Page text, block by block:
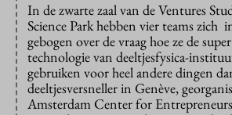
In de zwarte zaal van de Ventures
Science Park hebben vier teams zich
gebogen over de vraag hoe ze de
technologie van deeltjesfysica-
gebruiken voor heel andere dingen
deeltjesversneller in Genève,
Amsterdam Center for